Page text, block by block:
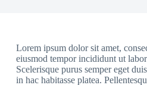
Lorem ipsum dolor sit amet,
eiusmod tempor incididunt ut
Scelerisque purus semper eget
in hac habitasse platea.